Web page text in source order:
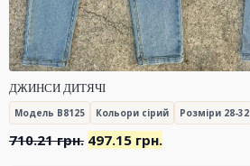
ДЖИНСИ ДИТЯЧІ
Модель B8125 Кольори сірий Розміри 28-32
710.21грн. Оригінальна
497.15 грн.Поточна